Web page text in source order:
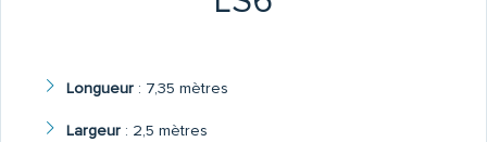
Longueur: 7,35 mètres
Largeur: 2,5 mètres